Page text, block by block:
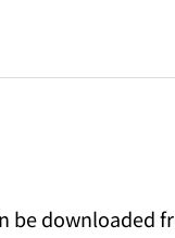
downloaded